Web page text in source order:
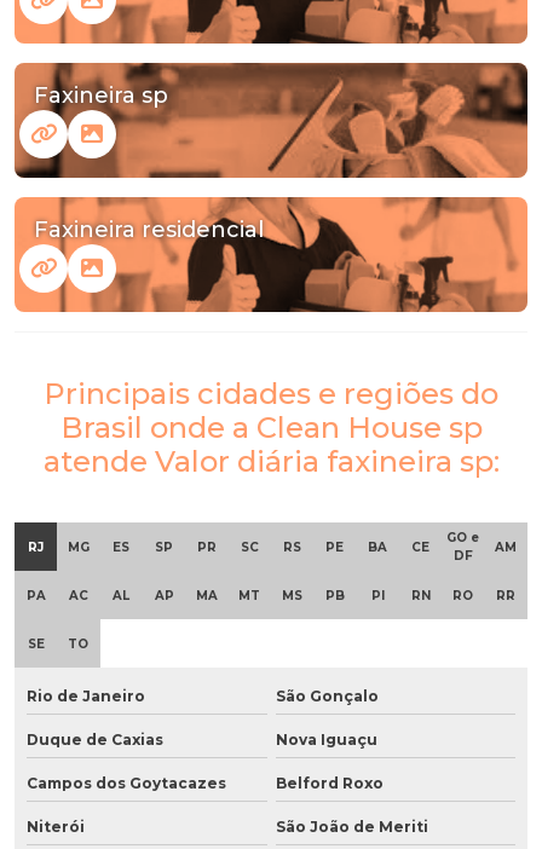
Faxineira sp
Faxineira residencial
Principais cidades e regiões do
Brasil onde a Clean House sp
atende Valor diária faxineira sp:
RJ MG ES SP PR SC RS PE BA CE
GO e
DF
AM
PA AC AL AP MA MT MS PB PI RN RO RR
SE TO
Rio de Janeiro São Gonçalo
Duque de Caxias Nova Iguaçu
Campos dos Goytacazes Belford Roxo
Niterói São João de Meriti